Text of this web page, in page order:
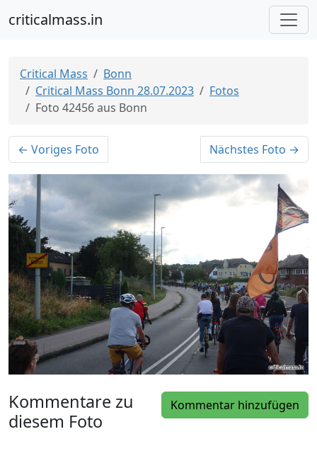
criticalmass.in
Critical Mass
Bonn
Critical Mass Bonn 28.07.2023
Fotos
Foto 42456 aus Bonn
← Voriges Foto Nächstes Foto →
Kommentar hinzufügen
Kommentare zu
diesem Foto